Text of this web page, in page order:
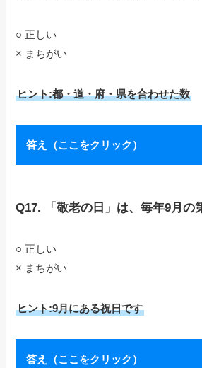
○ 正しい
× まちがい
ヒント:都・道・府・県を合わせた数
答え（ここをクリック）
Q17. 「敬老の日」は、毎年9月の
○ 正しい
× まちがい
ヒント:9月にある祝日です
答え（ここをクリック）